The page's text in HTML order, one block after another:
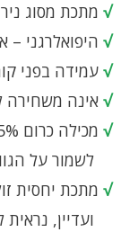
√ מתכת מסוג
√ היפואלרגני –
√ עמידה בפני
√ אינה משחירה
√ מכילה כרום 10.5% ממשקלה, מה שמסייע
לשמור על
√ מתכת יחסית
ועדיין,